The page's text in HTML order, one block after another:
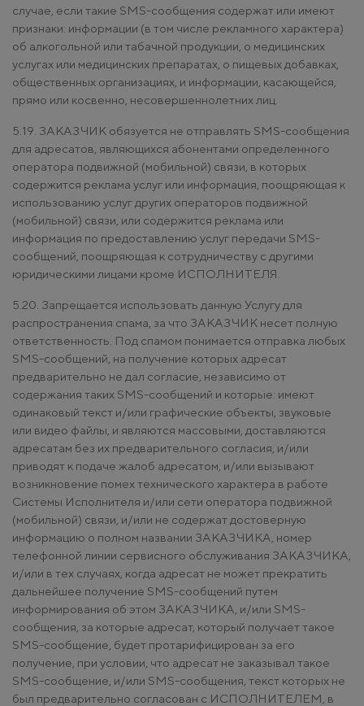
случае, если такие SMS-сообщения содержат или имеют
признаки: информации (в том числе рекламного характера)
об алкогольной или табачной продукции, о медицинских
услугах или медицинских препаратах, о пищевых добавках,
общественных организациях, и информации, касающейся,
прямо или косвенно, несовершеннолетних лиц.
5.19. ЗАКАЗЧИК обязуется не отправлять SMS-сообщения
для адресатов, являющихся абонентами определенного
оператора подвижной (мобильной) связи, в которых
содержится реклама услуг или информация, поощряющая к
использованию услуг других операторов подвижной
(мобильной) связи, или содержится реклама или
информация по предоставлению услуг передачи SMS-
сообщений, поощряющая к сотрудничеству с другими
юридическими лицами кроме ИСПОЛНИТЕЛЯ.
5.20. Запрещается использовать данную Услугу для
распространения спама, за что ЗАКАЗЧИК несет полную
ответственность. Под спамом понимается отправка любых
SMS-сообщений, на получение которых адресат
предварительно не дал согласие, независимо от
содержания таких SMS-сообщений и которые: имеют
одинаковый текст и/или графические объекты, звуковые
или видео файлы, и являются массовыми, доставляются
адресатам без их предварительного согласия, и/или
приводят к подаче жалоб адресатом, и/или вызывают
возникновение помех технического характера в работе
Системы Исполнителя и/или сети оператора подвижной
(мобильной) связи, и/или не содержат достоверную
информацию о полном названии ЗАКАЗЧИКА, номер
телефонной линии сервисного обслуживания ЗАКАЗЧИКА,
и/или в тех случаях, когда адресат не может прекратить
дальнейшее получение SMS-сообщений путем
информирования об этом ЗАКАЗЧИКА, и/или SMS-
сообщения, за которые адресат, который получает такое
SMS-сообщение, будет протарифицирован за его
получение, при условии, что адресат не заказывал такое
SMS-сообщение, и/или SMS-сообщения, текст которых не
был предварительно согласован с ИСПОЛНИТЕЛЕМ, в